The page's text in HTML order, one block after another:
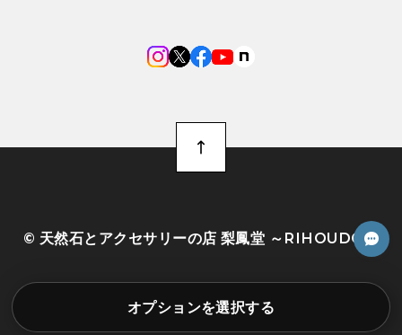
オプションを選択する
©︎ 天然石とアクセサリーの店 梨鳳堂 ～RIHOUDO～